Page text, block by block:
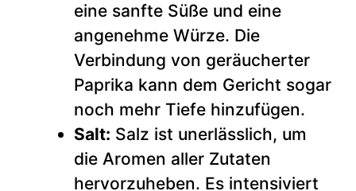
eine sanfte Süße und eine
angenehme Würze. Die
Verbindung von geräucherter
Paprika kann dem Gericht sogar
noch mehr Tiefe hinzufügen.
Salt: Salz ist unerlässlich, um
die Aromen aller Zutaten
hervorzuheben. Es intensiviert